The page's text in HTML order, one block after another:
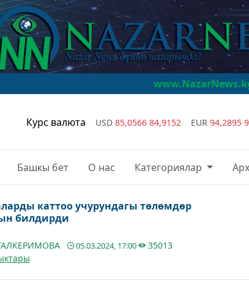
www.NazarNews.kg
Курс валюта USD 85,0566 84,9152 EUR 94,2895
Башкы бет О нас Категориялар
каттоо учурундагы төлөмдөр
билдирди
05.03.2024, 17:00
35013